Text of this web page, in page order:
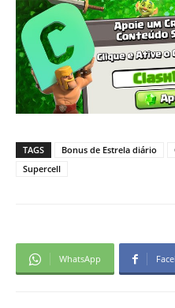
TAGS Bonus de Estrela diário
Supercell
WhatsApp